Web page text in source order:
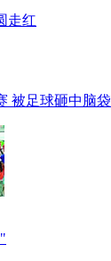
走红
被足球砸中脑袋